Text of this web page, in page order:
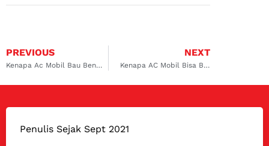
PREVIOUS
Kenapa Ac Mobil Bau Bensin
NEXT
Kenapa AC Mobil Bisa Bau
Penulis Sejak Sept 2021